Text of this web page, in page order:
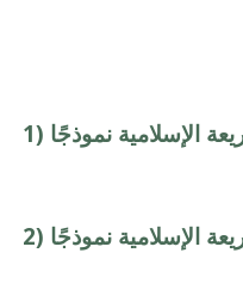
اختطاف الإسلام.. تطبيق الشريعة الإسلامية نموذجًا (1
اختطاف الإسلام.. تطبيق الشريعة الإسلامية نموذجًا (2